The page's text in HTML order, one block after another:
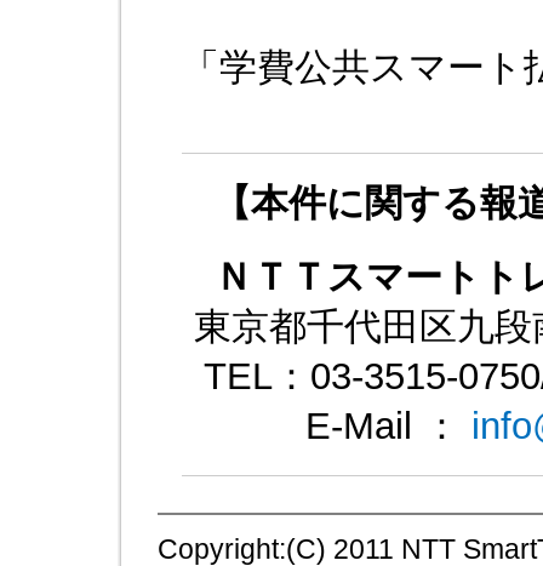
「学費公共スマー
【本件に関する
ＮＴＴスマートト
東京都千代田区九
TEL：03-3515-
E-Mail ：
Copyright:(C) 2011 NTT